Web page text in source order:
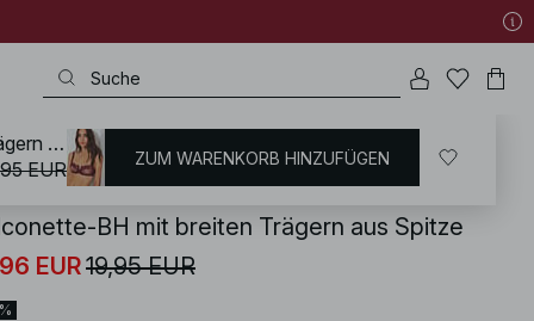
/ Unterwäsche BHs Balconette-BHs
BH mit breiten Trägern aus Spitze
EUR19,95 EUR
Balconette-BH mit breiten Trägern aus Spitze
EUR ZUM WARENKORB HINZUFÜGEN